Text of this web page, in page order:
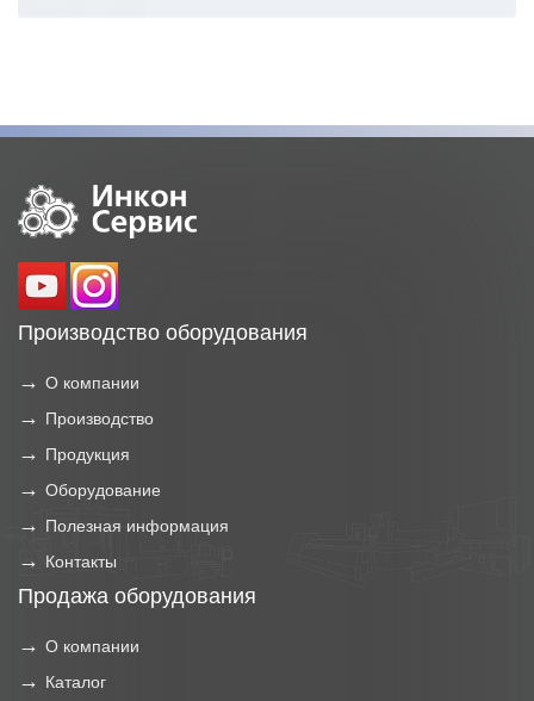
Производство оборудования
О компании
Производство
Продукция
Оборудование
Полезная информация
Контакты
Продажа оборудования
О компании
Каталог